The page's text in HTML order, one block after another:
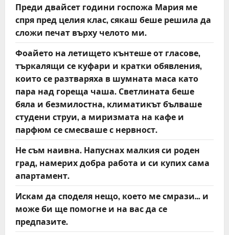
Преди двайсет години госпожа Мария ме
спря пред целия клас, сякаш беше решила да
сложи печат върху челото ми.
Фоайето на летището кънтеше от гласове,
търкалящи се куфари и кратки обявления,
които се разтваряха в шумната маса като
пара над гореща чаша. Светлината беше
бяла и безмилостна, климатикът бълваше
студени струи, а миризмата на кафе и
парфюм се смесваше с нервност.
Не съм наивна. Напуснах малкия си роден
град, намерих добра работа и си купих сама
апартамент.
Искам да споделя нещо, което ме смрази… и
може би ще помогне и на вас да се
предпазите.